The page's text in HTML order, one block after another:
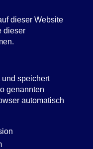
dieser Website
dieser
und speichert
genannten
automatisch